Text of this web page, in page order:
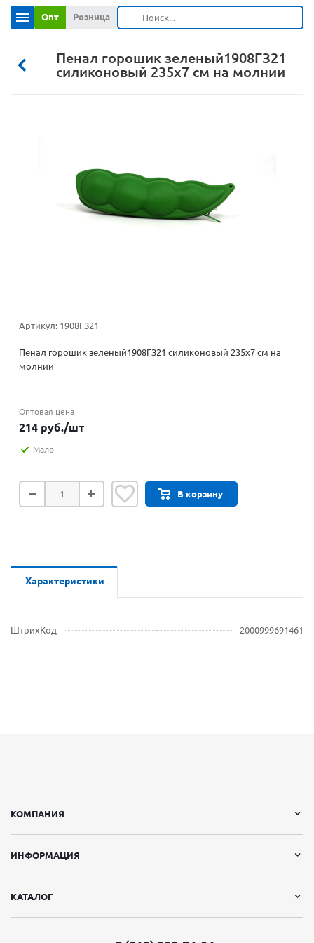
Опт Розница
Пенал горошик зеленый1908ГЗ21
силиконовый 235х7 см на молнии
Артикул: 1908ГЗ21
Пенал горошик зеленый1908ГЗ21 силиконовый 235х7 см на
молнии
Оптовая цена
214 руб./шт
Мало
В корзину
Характеристики
ШтрихКод 2000999691461
КОМПАНИЯ
ИНФОРМАЦИЯ
КАТАЛОГ